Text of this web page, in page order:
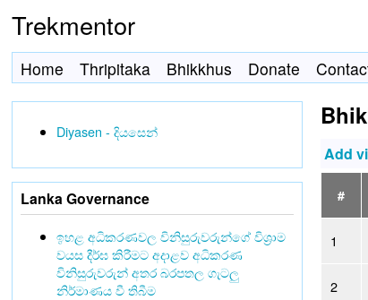
Trekmentor
Home Thripitaka Bhikkhus Donate
Add
#
1
2
Diyasen - දියසෙන්
Lanka Governance
ඉහළ අධිකරණවල විනිසුරුවරුන්ගේ විශ්‍රාම
වයස දීර්ඝ කිරීමට අදාළව අධිකරණ
විනිසුරුවරුන් අතර බරපතල ගැටලු
නිර්මාණය වී තිබීම